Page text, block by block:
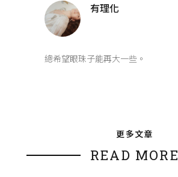
有理化
總希望眼珠子能再大一些。
更多文章
READ MORE